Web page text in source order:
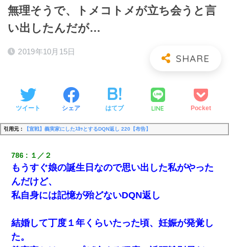
無理そうで、トメコトメが立ち会うと言
い出したんだが…
2019年10月15日
ツイート シェア はてブ LINE Pocket
引用元： 【宣戦】義実家にしたｽｶｯとするDQN返し 220【布告】
786 １／２
もうすぐ娘の誕生日なので思い出した私がやった
んだけど、
私自身には記憶が殆どないDQN返し
結婚して丁度１年くらいたった頃、妊娠が発覚し
た。